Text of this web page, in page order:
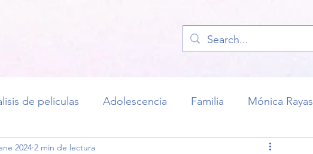
de peliculas Adolescencia Familia Mónica Rayas
2024 2 min de lectura